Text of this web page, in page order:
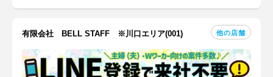
有限会社 BELL STAFF ※川口エリア(001) 他の店舗